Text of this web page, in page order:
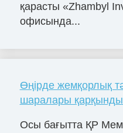
қарасты «Zhambyl
офисында...
Өңірде жемқорлық
шаралары қарқынды
Осы бағытта ҚР